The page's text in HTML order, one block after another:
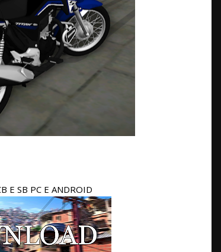
E SB PC E ANDROID